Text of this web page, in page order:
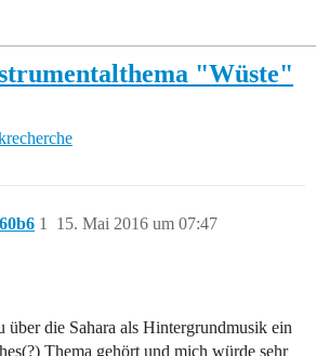
"Wüste"
15. Mai 2016 um 07:47
1
über die Sahara als Hintergrundmusik ein
Thema gehört und mich würde sehr